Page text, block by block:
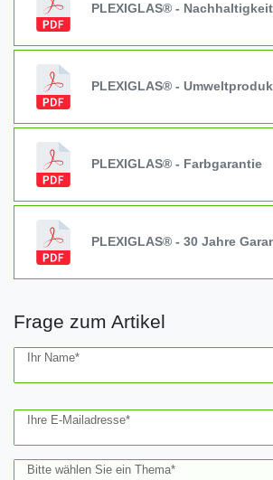
PLEXIGLAS® - Nachhaltigkeit
PLEXIGLAS® -
PLEXIGLAS® - Farbgarantie
PLEXIGLAS® - 30 Jahre
Frage zum Artikel
Ihr Name*
Ihre E-Mailadresse*
Bitte wählen Sie ein Thema*
Ceres::Template.mailFormHoneypotLabel